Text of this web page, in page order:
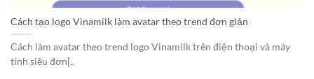
Cách tạo logo Vinamilk làm avatar theo trend đơn giản
Cách làm avatar theo trend logo Vinamilk trên điện thoại và máy
tính siêu đơn[..